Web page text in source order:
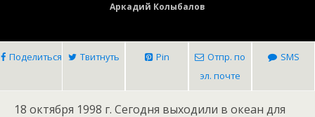
Аркадий Колыбалов
Поделиться Твитнуть Pin
Отпр. по
эл. почте
SMS
18 октября 1998 г. Сегодня выходили в океан для